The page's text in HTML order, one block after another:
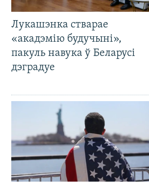
Лукашэнка стварае
«акадэмію будучыні»,
пакуль навука ў Беларусі
дэградуе